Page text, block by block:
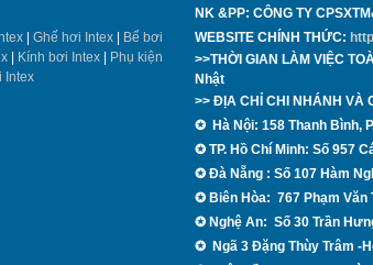
Ghế hơi Intex
Bể bơi
Kính bơi Intex
Phụ kiện
Intex
NK &PP: CÔNG TY
WEBSITE CHÍNH THỨC:
>>THỜI GIAN LÀM VIỆC
Nhật
>> ĐỊA CHỈ CHI NHÁNH VÀ
✪ Hà Nội: 158 Thanh Bình,
✪ TP. Hồ Chí Minh: Số 957
✪ Đà Nẵng : Số 107 Hàm
✪ Biên Hòa: 767 Phạm Văn
✪ Nghệ An: Số 30 Trần
✪ Ngã 3 Đặng Thùy Trâm -